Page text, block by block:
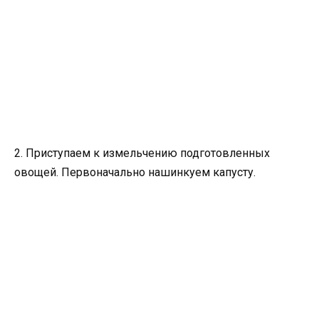
2. Приступаем к измельчению подготовленных
овощей. Первоначально нашинкуем капусту.